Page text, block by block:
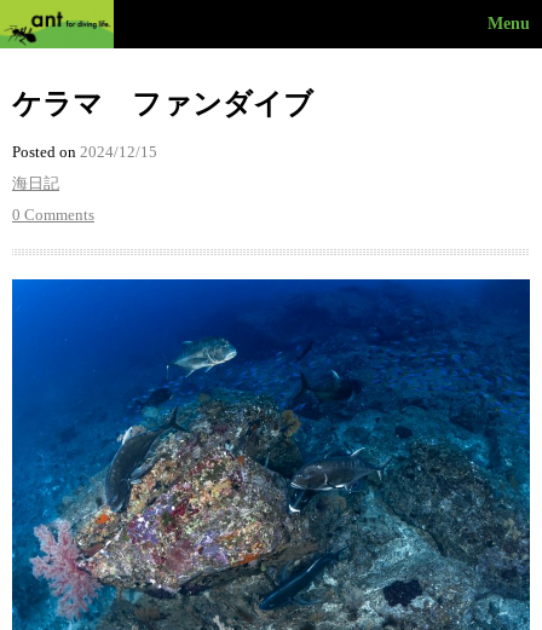
Menu
ケラマ ファンダイブ
Posted on 2024/12/15
海日記
0 Comments